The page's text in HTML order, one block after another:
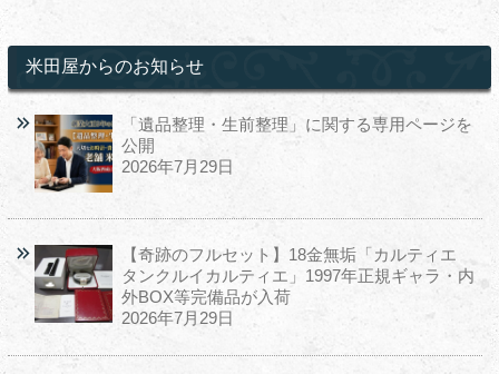
米田屋からのお知らせ
「遺品整理・生前整理」に関する専用ページを
公開
2026年7月29日
【奇跡のフルセット】18金無垢「カルティエ
タンクルイカルティエ」1997年正規ギャラ・内
外BOX等完備品が入荷
2026年7月29日